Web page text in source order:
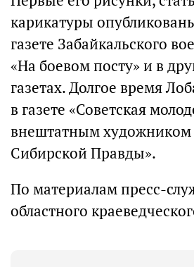
карикатуры
газете Забайкальского
«На боевом посту» и в
газетах. Долгое время
в газете «Советская
внештатным художником
Сибирской Правды».
По материалам пресс-
областного